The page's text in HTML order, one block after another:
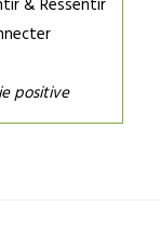
positive